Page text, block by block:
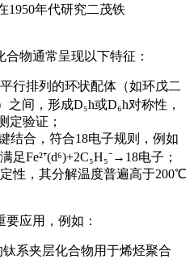
1950年代研究二茂铁
物通常呈现以下特征：
行排列的环状配体（如环戊二
之间，形成D₅h或D₆h对称性，
定验证；
结合，符合18电子规则，例如
Fe²⁺(d⁶)+2C₅H₅⁻→18电子；
性，其分解温度普遍高于200℃
应用，例如：
钛系夹层化合物用于烯烃聚合